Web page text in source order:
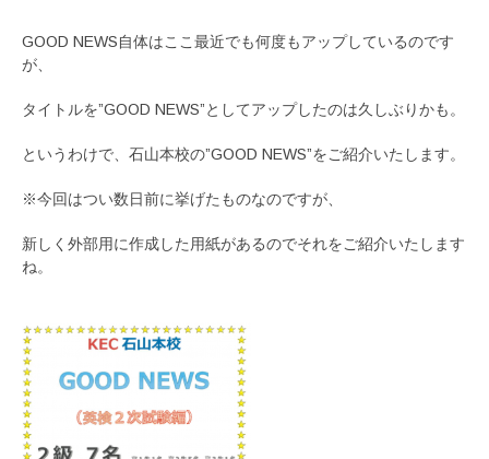
GOOD NEWS自体はここ最近でも何度もアップしているのです
が、
タイトルを”GOOD NEWS”としてアップしたのは久しぶりかも。
というわけで、石山本校の”GOOD NEWS”をご紹介いたします。
※今回はつい数日前に挙げたものなのですが、
新しく外部用に作成した用紙があるのでそれをご紹介いたします
ね。